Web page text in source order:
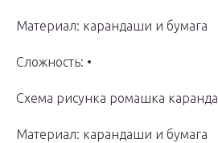
Материал: карандаши и бумага
Сложность: •
Схема рисунка ромашка
Материал: карандаши и бумага